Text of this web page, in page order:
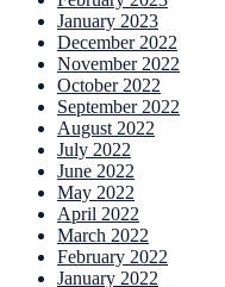
January 2023
December 2022
November 2022
October 2022
September 2022
August 2022
July 2022
June 2022
May 2022
April 2022
March 2022
February 2022
January 2022